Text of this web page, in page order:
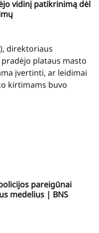
vidinį patikrinimą dėl
direktoriaus
plataus masto
įvertinti, ar leidimai
kirtimams buvo
pareigūnai
medelius | BNS